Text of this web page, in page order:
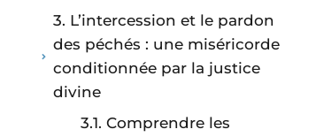
3. L’intercession et le pardon
des péchés : une miséricorde
conditionnée par la justice
divine
3.1. Comprendre les